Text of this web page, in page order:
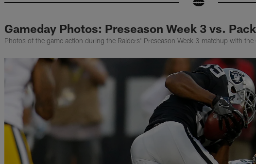
Gameday Photos: Preseason Week 3 vs.
Photos of the game action during the Raiders' Preseason Week 3 matchup with the